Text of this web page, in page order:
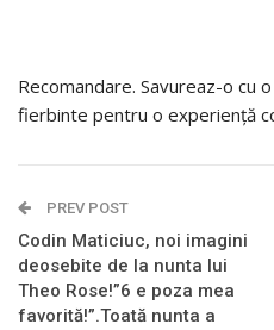
Recomandare. Savureaz-o cu
fierbinte pentru o experiență
PREV POST
Codin Maticiuc, noi imagini
deosebite de la nunta lui
Theo Rose!”6 e poza mea
favorită!”.Toată nunta a